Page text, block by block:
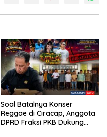
Soal Batalnya Konser
Reggae di Ciracap, Anggota
DPRD Fraksi PKB Dukung